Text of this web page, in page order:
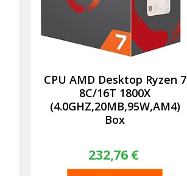
CPU AMD Desktop Ryzen 7
8C/16T 1800X
(4.0GHZ,20MB,95W,AM4)
Box
232,76 €